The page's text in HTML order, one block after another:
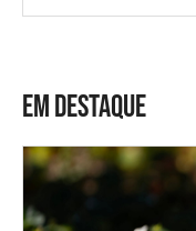
EM DESTAQUE